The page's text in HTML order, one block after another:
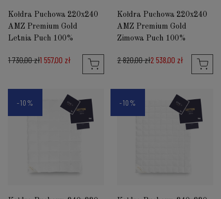
Kołdra Puchowa 220x240
AMZ Premium Gold
Letnia Puch 100%
1 730,00 zł1 557,00 zł
Kołdra Puchowa 220x240
AMZ Premium Gold
Zimowa Puch 100%
2 820,00 zł2 538,00 zł
-10% -10%